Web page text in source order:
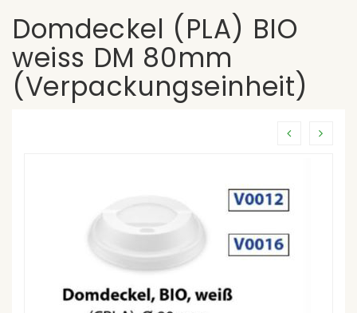
Domdeckel (PLA) BIO
weiss DM 80mm
(Verpackungseinheit)